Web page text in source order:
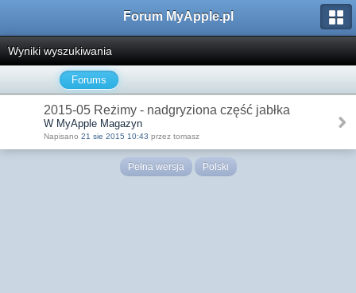
Forum MyApple.pl
Wyniki wyszukiwania
Forums
2015-05 Reżimy - nadgryziona część jabłka
W MyApple Magazyn
Napisano 21 sie 2015 10:43 przez tomasz
Pełna wersja Polski